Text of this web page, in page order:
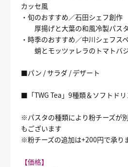
カッセ風
・旬のおすすめ／石田シェフ創作
厚揚げと大葉の和風冷製パス
・時季のおすすめ／中川シェフス
蛸とモッツァレラのトマトバ
■パン / サラダ / デザート
■「TWG Tea」9種類＆ソフトド
※パスタの種類により粉チーズが
もございます
※粉チーズの追加は+200円で承り
【価格】